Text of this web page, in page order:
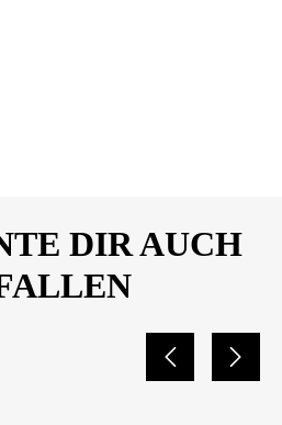
DIR AUCH